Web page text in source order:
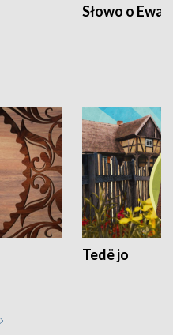
Słowo o
Tedë jo